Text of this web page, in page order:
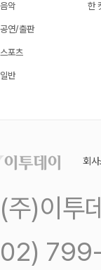
음악
공연/출판
스포츠
일반
한
회사
(주)이투
02)